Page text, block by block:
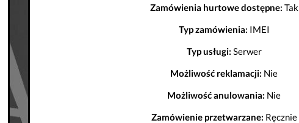
Zamówienia hurtowe dostępne: Tak
Typ zamówienia: IMEI
Typ usługi: Serwer
Możliwość reklamacji: Nie
Możliwość anulowania: Nie
Zamówienie przetwarzane: Ręcznie